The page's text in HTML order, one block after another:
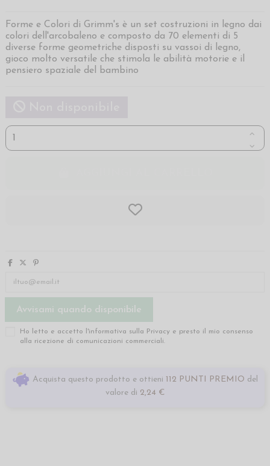
Forme e Colori di Grimm's è un set costruzioni in legno dai
colori dell'arcobaleno e composto da 70 elementi di 5
diverse forme geometriche disposti su vassoi di legno,
gioco molto versatile che stimola le abilità motorie e il
pensiero spaziale del bambino
Ho letto e accetto l'informativa sulla Privacy e presto il mio consenso
alla ricezione di comunicazioni commerciali.
Acquista questo prodotto e ottieni 112 PUNTI PREMIO del
valore di 2,24 €